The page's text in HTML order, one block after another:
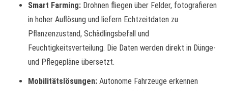
Smart Farming: Drohnen fliegen über Felder, fotografieren
in hoher Auflösung und liefern Echtzeitdaten zu
Pflanzenzustand, Schädlingsbefall und
Feuchtigkeitsverteilung. Die Daten werden direkt in Dünge-
und Pflegepläne übersetzt.
Mobilitätslösungen: Autonome Fahrzeuge erkennen